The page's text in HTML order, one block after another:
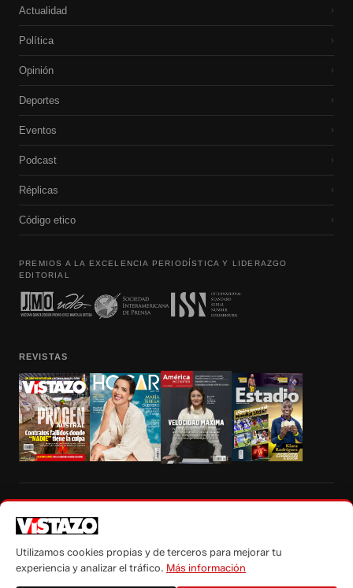
Actualidad ›
Política ›
Opinión ›
Deportes ›
Eventos ›
Podcast ›
Réplicas ›
Código etico ›
PREMIOS A LA EXCELENCIA PERIODÍSTICA Y LIDERAZGO
EDITORIAL
REVISTAS
autorización escrita de su titular, de todos los contenidos de Vistazo.com.
Utilizamos cookies propias y de terceros para mejorar tu
experiencia y analizar el tráfico. Más información